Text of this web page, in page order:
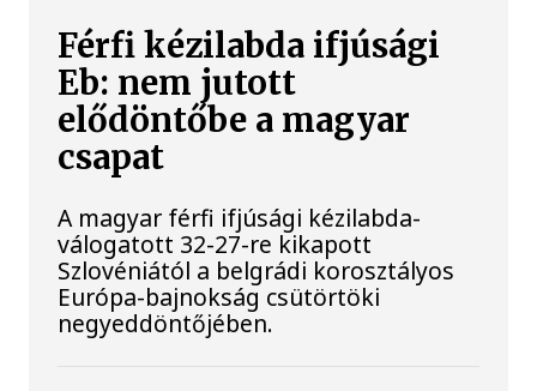
Férfi kézilabda ifjúsági
Eb: nem jutott
elődöntőbe a magyar
csapat
A magyar férfi ifjúsági kézilabda-
válogatott 32-27-re kikapott
Szlovéniától a belgrádi korosztályos
Európa-bajnokság csütörtöki
negyeddöntőjében.